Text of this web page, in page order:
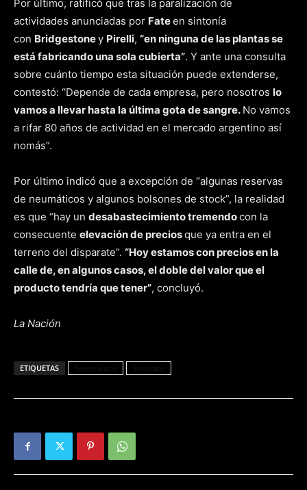
Por último, ratificó que tras la paralización de
actividades anunciadas por Fateen sintonía
con Bridgestoney Pirelli, “en ninguna de las plantas se
está fabricando una sola cubierta”. Y ante una consulta
sobre cuánto tiempo esta situación puede extenderse,
contestó: “Depende de cada empresa, pero nosotros lo
vamos a llevar hasta la última gota de sangre. No vamos
a rifar 80 años de actividad en el mercado argentino así
nomás”.
Por último indicó que a excepción de “algunas reservas
de neumáticos y algunos bolsones de stock”, la realidad
es que “hay un desabastecimiento tremendocon la
consecuente elevación de preciosque ya entra en el
terreno del disparate”. “Hoy estamos con precios en la
calle de, en algunos casos, el doble del valor que el
producto tendría que tener”, concluyó.
La Nación
ETIQUETAS